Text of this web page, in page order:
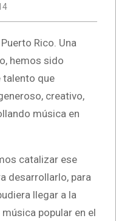
Puerto Rico. Una
hemos sido
talento que
creativo,
música en
catalizar ese
desarrollarlo, para
llegar a la
popular en el